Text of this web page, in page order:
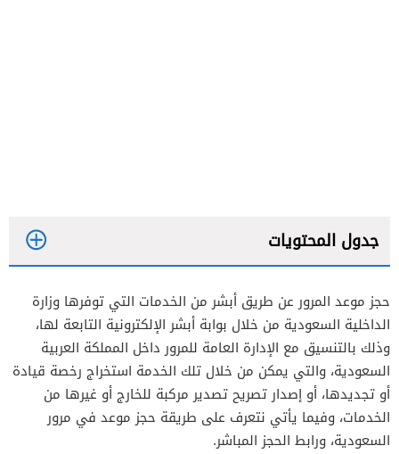
جدول المحتويات
حجز موعد المرور عن طريق أبشر من الخدمات التي توفرها وزارة
الداخلية السعودية من خلال بوابة أبشر الإلكترونية التابعة لها،
وذلك بالتنسيق مع الإدارة العامة للمرور داخل المملكة العربية
السعودية، والتي يمكن من خلال تلك الخدمة استخراج رخصة قيادة
أو تجديدها، أو إصدار تصريح تصدير مركبة للخارج أو غيرها من
الخدمات، وفيما يأتي نتعرف على طريقة حجز موعد في مرور
السعودية، ورابط الحجز المباشر.